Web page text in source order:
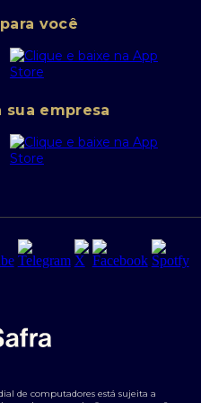
Banco Safra
PJ
você
sua empresa
de computadores está sujeita a